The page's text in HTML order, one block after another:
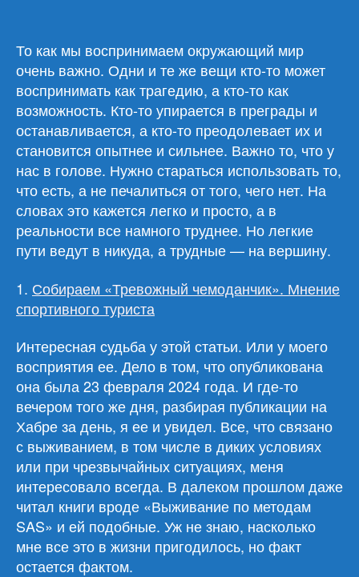
материалов
20.11.24
То как мы воспринимаем окружающий мир
очень важно. Одни и те же вещи кто-то может
воспринимать как трагедию, а кто-то как
возможность. Кто-то упирается в преграды и
останавливается, а кто-то преодолевает их и
становится опытнее и сильнее. Важно то, что у
нас в голове. Нужно стараться использовать то,
что есть, а не печалиться от того, чего нет. На
словах это кажется легко и просто, а в
реальности все намного труднее. Но легкие
пути ведут в никуда, а трудные — на вершину.
1. Собираем «Тревожный чемоданчик». Мнение
спортивного туриста
Интересная судьба у этой статьи. Или у моего
восприятия ее. Дело в том, что опубликована
она была 23 февраля 2024 года. И где-то
вечером того же дня, разбирая публикации на
Хабре за день, я ее и увидел. Все, что связано
с выживанием, в том числе в диких условиях
или при чрезвычайных ситуациях, меня
интересовало всегда. В далеком прошлом даже
читал книги вроде «Выживание по методам
SAS» и ей подобные. Уж не знаю, насколько
мне все это в жизни пригодилось, но факт
остается фактом.